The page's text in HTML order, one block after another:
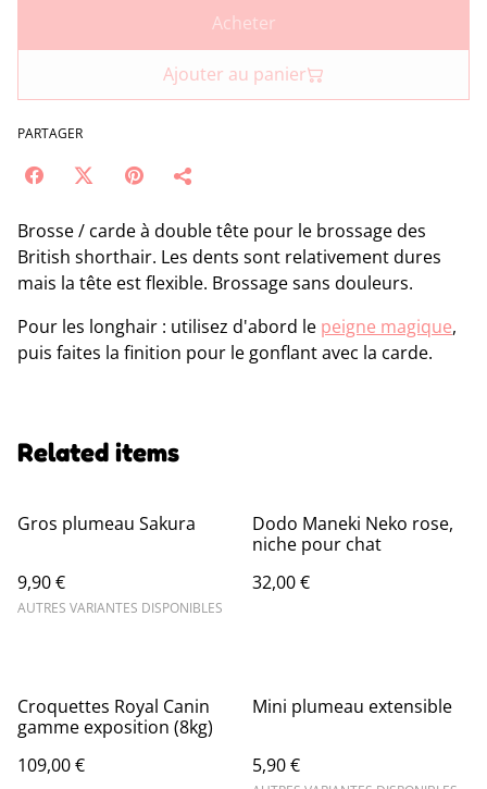
Acheter
Ajouter au panier
PARTAGER
Brosse / carde à double tête pour le brossage des
British shorthair. Les dents sont relativement dures
mais la tête est flexible. Brossage sans douleurs.
Pour les longhair : utilisez d'abord le peigne magique,
puis faites la finition pour le gonflant avec la carde.
Related items
Gros plumeau Sakura
9,90 €
AUTRES VARIANTES DISPONIBLES
Dodo Maneki Neko rose,
niche pour chat
32,00 €
Croquettes Royal Canin
gamme exposition (8kg)
109,00 €
Mini plumeau extensible
5,90 €